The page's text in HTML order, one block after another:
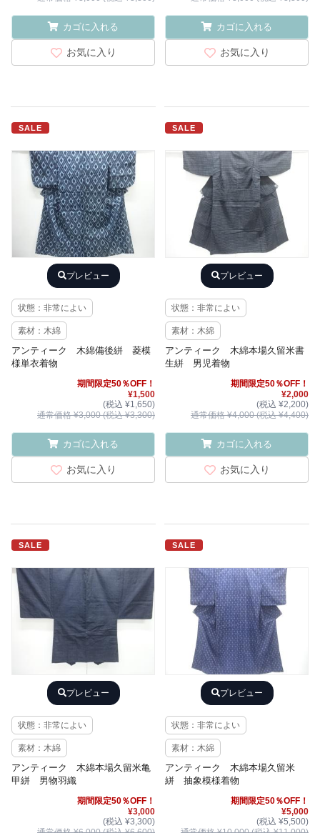
カゴに入れる
お気に入り
カゴに入れる
お気に入り
SALE
プレビュー
状態：非常によい
素材：木綿
アンティーク 木綿備後絣 菱模
様単衣着物
期間限定50％OFF！
¥1,500
(税込 ¥1,650)
通常価格 ¥3,000 (税込 ¥3,300)
カゴに入れる
お気に入り
SALE
プレビュー
状態：非常によい
素材：木綿
アンティーク 木綿本場久留米書
生絣 男児着物
期間限定50％OFF！
¥2,000
(税込 ¥2,200)
通常価格 ¥4,000 (税込 ¥4,400)
カゴに入れる
お気に入り
SALE
プレビュー
状態：非常によい
素材：木綿
アンティーク 木綿本場久留米亀
甲絣 男物羽織
期間限定50％OFF！
¥3,000
(税込 ¥3,300)
SALE
プレビュー
状態：非常によい
素材：木綿
アンティーク 木綿本場久留米
絣 抽象模様着物
期間限定50％OFF！
¥5,000
(税込 ¥5,500)